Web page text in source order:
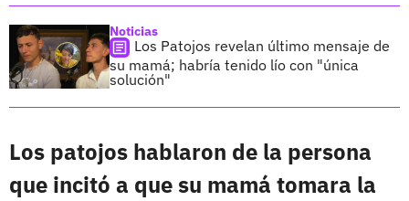
Noticias
Los Patojos revelan último mensaje de
su mamá; habría tenido lío con "única
solución"
Los patojos hablaron de la persona
que incitó a que su mamá tomara la